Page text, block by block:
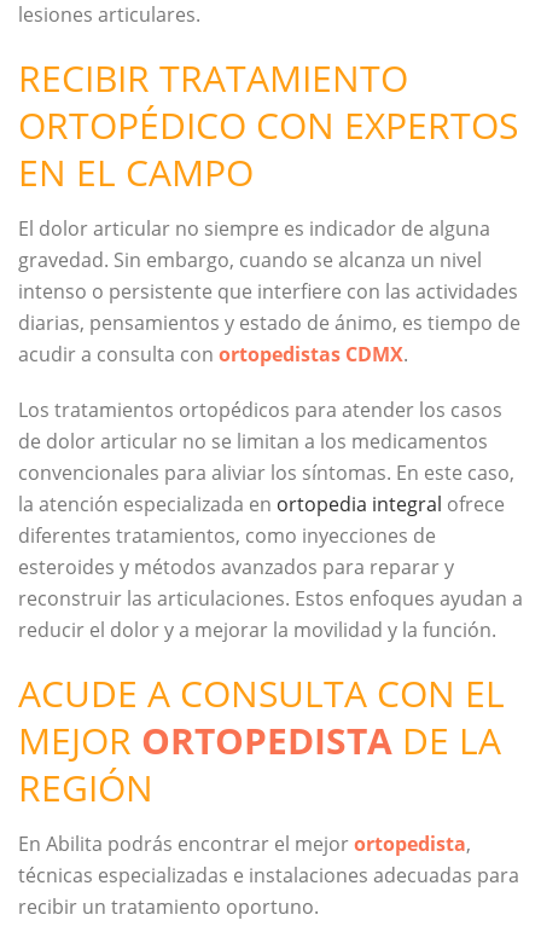
lesiones articulares.
RECIBIR TRATAMIENTO
ORTOPÉDICO CON EXPERTOS
EN EL CAMPO
El dolor articular no siempre es indicador de alguna
gravedad. Sin embargo, cuando se alcanza un nivel
intenso o persistente que interfiere con las actividades
diarias, pensamientos y estado de ánimo, es tiempo de
acudir a consulta con ortopedistas CDMX.
Los tratamientos ortopédicos para atender los casos
de dolor articular no se limitan a los medicamentos
convencionales para aliviar los síntomas. En este caso,
la atención especializada en ortopedia integral ofrece
diferentes tratamientos, como inyecciones de
esteroides y métodos avanzados para reparar y
reconstruir las articulaciones. Estos enfoques ayudan a
reducir el dolor y a mejorar la movilidad y la función.
ACUDE A CONSULTA CON EL
MEJOR ORTOPEDISTA DE LA
REGIÓN
En Abilita podrás encontrar el mejorortopedista,
técnicas especializadas e instalaciones adecuadas para
recibir un tratamiento oportuno.